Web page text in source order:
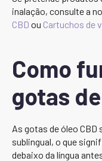
inalação, consulte a
CBD ou Cartuchos de
Como
gotas
As gotas de óleo
sublingual, o que
debaixo da língua